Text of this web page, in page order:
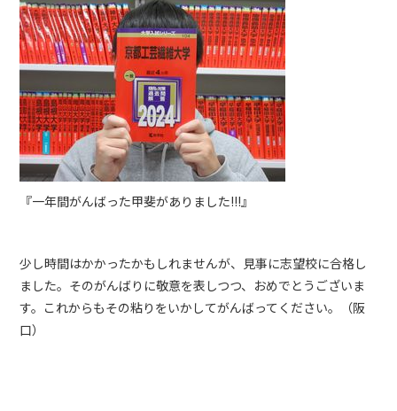
『一年間がんばった甲斐がありました!!!』
少し時間はかかったかもしれませんが、見事に志望校に合格し
ました。そのがんばりに敬意を表しつつ、おめでとうございま
す。これからもその粘りをいかしてがんばってください。（阪
口）